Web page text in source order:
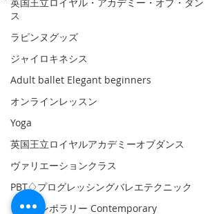
ス
ラピンヌグッズ
ジャイロキネシス
Adult ballet Elegant beginners
オンラインレッスン
Yoga
英国王立ロイヤルアカデミーオブダンス
ヴァリエーションクラス
PBT♢プログレッシングバレエテクニック
コンテンポラリー Contemporary